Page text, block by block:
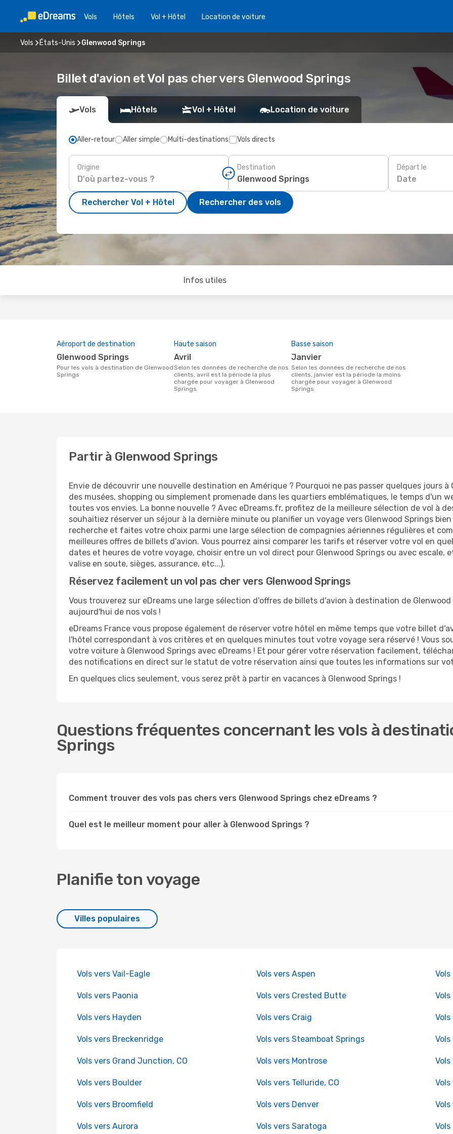
Vols Hôtels Vol + Hôtel Location de voiture
Vols États-Unis Glenwood Springs
Billet d'avion et Vol pas cher vers Glenwood Springs
Vols Hôtels Vol + Hôtel Location de voiture
Aller-retour Aller simple Multi-destinations Vols directs
Origine Destination Départ le
Date
Rechercher Vol + Hôtel Rechercher des vols
Infos utiles
Aéroport de destination
Glenwood Springs
Pour les vols à destination de Glenwood
Springs
Haute saison
avril
Selon les données de recherche de nos
clients, avril est la période la plus
chargée pour voyager à Glenwood
Springs
Basse saison
janvier
Selon les données de recherche de nos
clients, janvier est la période la moins
chargée pour voyager à Glenwood
Springs
Partir à Glenwood Springs
Envie de découvrir une nouvelle destination en Amérique ? Pourquoi ne pas passer quelques jours
des musées, shopping ou simplement promenade dans les quartiers emblématiques, le temps d'un
toutes vos envies. La bonne nouvelle ? Avec eDreams.fr, profitez de la meilleure sélection de vol à
souhaitiez réserver un séjour à la dernière minute ou planifier un voyage vers Glenwood Springs
recherche et faites votre choix parmi une large sélection de compagnies aériennes régulières et
meilleures offres de billets d'avion. Vous pourrez ainsi comparer les tarifs et réserver votre vol en
dates et heures de votre voyage, choisir entre un vol direct pour Glenwood Springs ou avec escale,
valise en soute, sièges, assurance, etc...).
Réservez facilement un vol pas cher vers Glenwood Springs
Vous trouverez sur eDreams une large sélection d'offres de billets d'avion à destination de
aujourd'hui de nos vols !
eDreams France vous propose également de réserver votre hôtel en même temps que votre billet
l'hôtel correspondant à vos critères et en quelques minutes tout votre voyage sera réservé ! Vous
votre voiture à Glenwood Springs avec eDreams ! Et pour gérer votre réservation facilement,
des notifications en direct sur le statut de votre réservation ainsi que toutes les informations sur
En quelques clics seulement, vous serez prêt à partir en vacances à Glenwood Springs !
Questions fréquentes concernant les vols à
Springs
Comment trouver des vols pas chers vers Glenwood Springs chez eDreams ?
Quel est le meilleur moment pour aller à Glenwood Springs ?
Planifie ton voyage
Villes populaires
Vols vers Vail-Eagle Vols vers Aspen Vols
Vols vers Paonia Vols vers Crested Butte
Vols vers Hayden Vols vers Craig Vols
Vols vers Breckenridge Vols vers Steamboat Springs
Vols vers Grand Junction, CO Vols vers Montrose Vols
Vols vers Boulder Vols vers Telluride, CO Vols
Vols vers Broomfield Vols vers Denver
Vols vers Aurora Vols vers Saratoga